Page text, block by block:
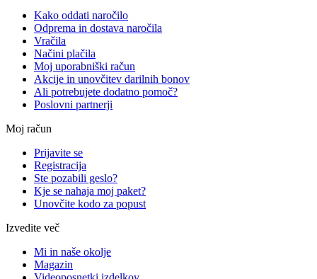
Kako oddati naročilo
Odprema in dostava naročila
Vračila
Načini plačila
Moj uporabniški račun
Akcije in unovčitev darilnih bonov
Ali potrebujete dodatno pomoč?
Poslovni partnerji
Moj račun
Prijavite se
Registracija
Ste pozabili geslo?
Kje se nahaja moj paket?
Unovčite kodo za popust
Izvedite več
Mi in naše okolje
Magazin